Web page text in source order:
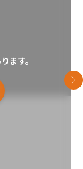
ます。
次